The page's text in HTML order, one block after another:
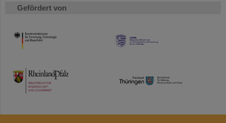
Gefördert von
HMWK
TMWWDG